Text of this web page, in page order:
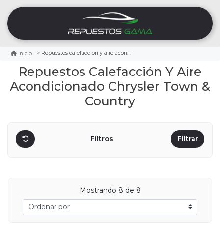
Inicio Repuestos calefacción y aire acondicionado chrysler town & country
Repuestos Calefacción Y Aire
Acondicionado Chrysler Town &
Country
Filtros Filtrar
Mostrando 8 de 8